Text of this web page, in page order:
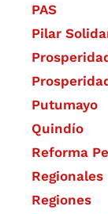
PAS
Pilar
Putumayo
Quindío
Reforma
Regionales
Regiones